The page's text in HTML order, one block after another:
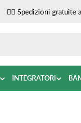
✌🏼 Spedizioni gratuite
INTEGRATORI